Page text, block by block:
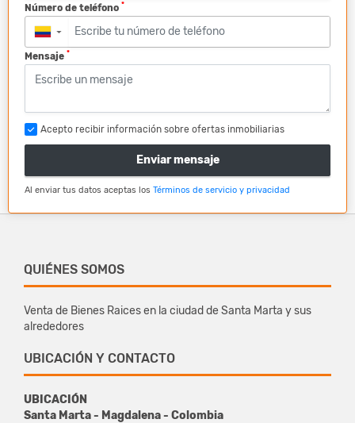
Número de teléfono *
▼
Mensaje *
Acepto recibir información sobre ofertas inmobiliarias
Enviar mensaje
Al enviar tus datos aceptas los Términos de servicio y privacidad
QUIÉNES SOMOS
Venta de Bienes Raices en la ciudad de Santa Marta y sus
alrededores
UBICACIÓN Y CONTACTO
UBICACIÓN
Santa Marta - Magdalena - Colombia